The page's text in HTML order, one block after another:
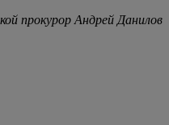
прокурор Андрей Данилов